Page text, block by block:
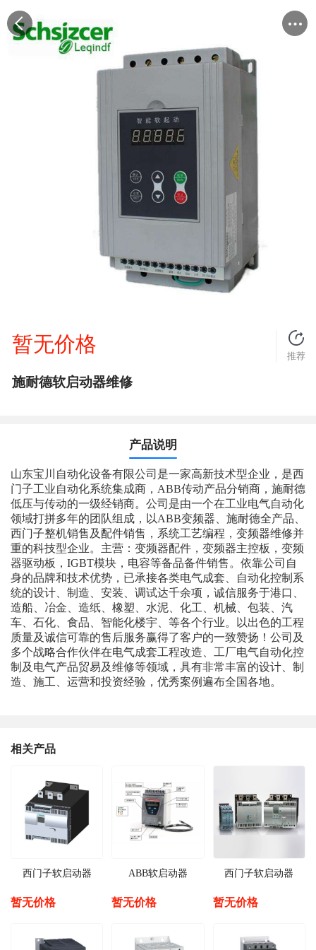
暂无价格
推荐
施耐德软启动器维修
产品说明
山东宝川自动化设备有限公司是一家高新技术型企业，是西
门子工业自动化系统集成商，ABB传动产品分销商，施耐德
低压与传动的一级经销商。公司是由一个在工业电气自动化
领域打拼多年的团队组成，以ABB变频器、施耐德全产品、
西门子整机销售及配件销售，系统工艺编程，变频器维修并
重的科技型企业。主营：变频器配件，变频器主控板，变频
器驱动板，IGBT模块，电容等备品备件销售。依靠公司自
身的品牌和技术优势，已承接各类电气成套、自动化控制系
统的设计、制造、安装、调试达千余项，诚信服务于港口、
造船、冶金、造纸、橡塑、水泥、化工、机械、包装、汽
车、石化、食品、智能化楼宇、等各个行业。以出色的工程
质量及诚信可靠的售后服务赢得了客户的一致赞扬！公司及
多个战略合作伙伴在电气成套工程改造、工厂电气自动化控
制及电气产品贸易及维修等领域，具有非常丰富的设计、制
造、施工、运营和投资经验，优秀案例遍布全国各地。
相关产品
西门子软启动器
暂无价格
ABB软启动器
暂无价格
西门子软启动器
暂无价格